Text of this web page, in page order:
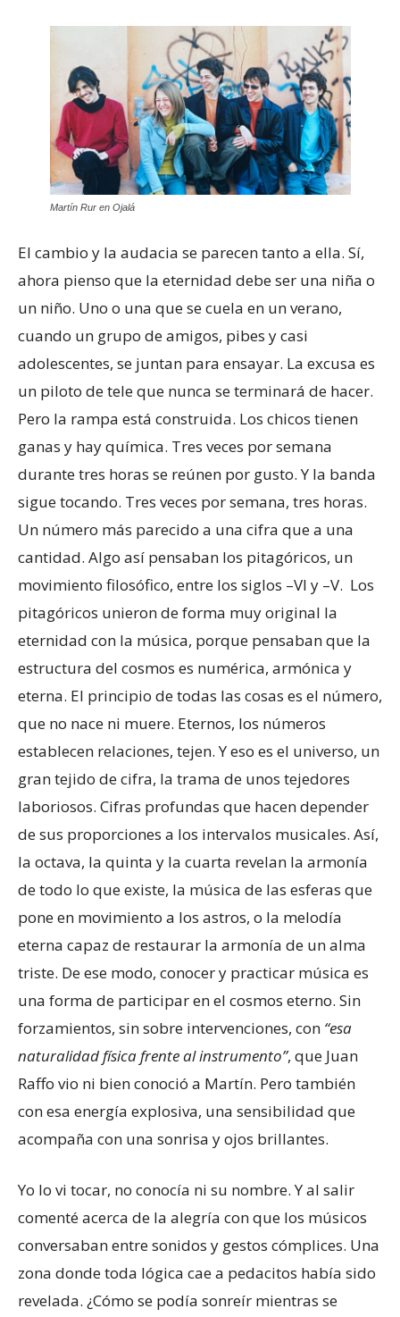
Martín Rur en Ojalá
El cambio y la audacia se parecen tanto a ella. Sí,
ahora pienso que la eternidad debe ser una niña o
un niño. Uno o una que se cuela en un verano,
cuando un grupo de amigos, pibes y casi
adolescentes, se juntan para ensayar. La excusa es
un piloto de tele que nunca se terminará de hacer.
Pero la rampa está construida. Los chicos tienen
ganas y hay química. Tres veces por semana
durante tres horas se reúnen por gusto. Y la banda
sigue tocando. Tres veces por semana, tres horas.
Un número más parecido a una cifra que a una
cantidad. Algo así pensaban los pitagóricos, un
movimiento filosófico, entre los siglos –VI y –V. Los
pitagóricos unieron de forma muy original la
eternidad con la música, porque pensaban que la
estructura del cosmos es numérica, armónica y
eterna. El principio de todas las cosas es el número,
que no nace ni muere. Eternos, los números
establecen relaciones, tejen. Y eso es el universo, un
gran tejido de cifra, la trama de unos tejedores
laboriosos. Cifras profundas que hacen depender
de sus proporciones a los intervalos musicales. Así,
la octava, la quinta y la cuarta revelan la armonía
de todo lo que existe, la música de las esferas que
pone en movimiento a los astros, o la melodía
eterna capaz de restaurar la armonía de un alma
triste. De ese modo, conocer y practicar música es
una forma de participar en el cosmos eterno. Sin
forzamientos, sin sobre intervenciones, con “esa
naturalidad física frente al instrumento”, que Juan
Raffo vio ni bien conoció a Martín. Pero también
con esa energía explosiva, una sensibilidad que
acompaña con una sonrisa y ojos brillantes.
Yo lo vi tocar, no conocía ni su nombre. Y al salir
comenté acerca de la alegría con que los músicos
conversaban entre sonidos y gestos cómplices. Una
zona donde toda lógica cae a pedacitos había sido
revelada. ¿Cómo se podía sonreír mientras se